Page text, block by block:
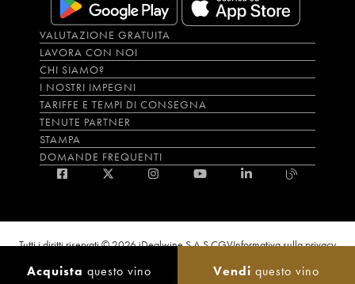
Acquista questo vino Vendi questo vino
VALUTAZIONE GRATUITA
LAVORA CON NOI
CHI SIAMO?
I NOSTRI IMPEGNI
TARIFFE E TEMPI DI CONSEGNA
TENUTE PARTNER
STAMPA
DOMANDE FREQUENTI
Tutti i diritti riservati © 2026 iDealwine S.A.S.CGVInformativa sulla privacy
sito e dei servizi annessi è riservato solo agli utenti maggiorenni.